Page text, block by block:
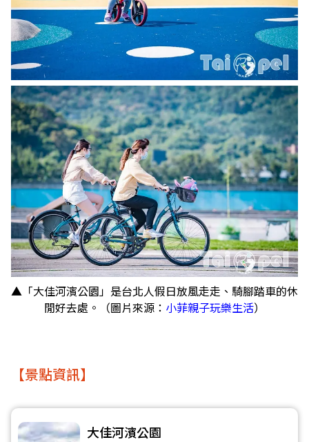
▲「大佳河濱公園」是台北人假日放風走走、騎腳踏車的休
閒好去處。（圖片來源： 小菲親子玩樂生活）
【景點資訊】
大佳河濱公園